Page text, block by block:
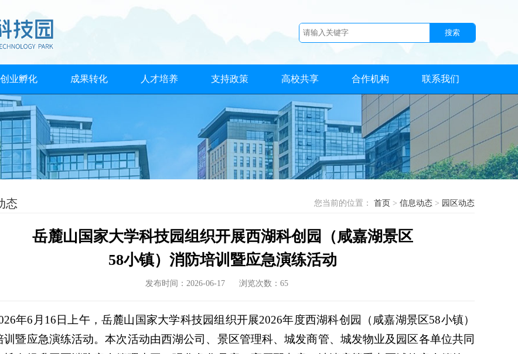
创业孵化 成果转化 人才培养 支持政策 高校共享 合作机构 联系我们
态 您当前的位置： 首页 > 信息动态 > 园区动态
岳麓山国家大学科技园组织开展西湖科创园（咸嘉湖景区
58小镇）消防培训暨应急演练活动
发布时间： 2026-06-17 浏览次数： 65
年6月16日上午，岳麓山国家大学科技园组织开展2026年度西湖科创园 （ 咸嘉湖景区58小镇）
训暨应急演练活动。本次活动由西湖公司 、 景区管理科、城发商管、城发物业及园区各单位共同